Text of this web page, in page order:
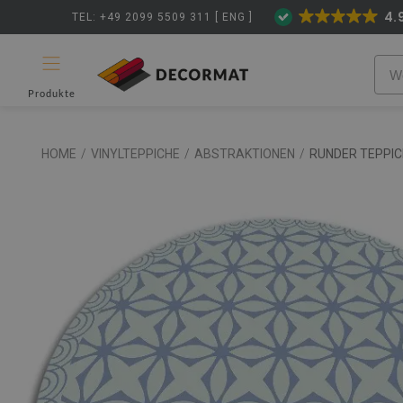
TEL: +49 2099 5509 311 [ ENG ]
Produkte
HOME / VINYLTEPPICHE / ABSTRAKTIONEN / RUNDER